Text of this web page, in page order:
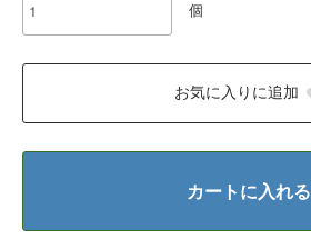
個
お気に入りに追加
カートに入れる